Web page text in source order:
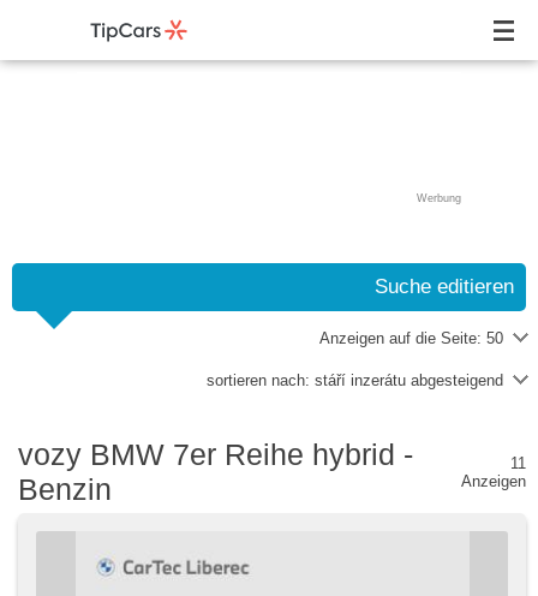
Werbung
Suche editieren
Anzeigen auf die Seite: 50
sortieren nach: stáří inzerátu abgesteigend
vozy BMW 7er Reihe hybrid -
Benzin
11
Anzeigen